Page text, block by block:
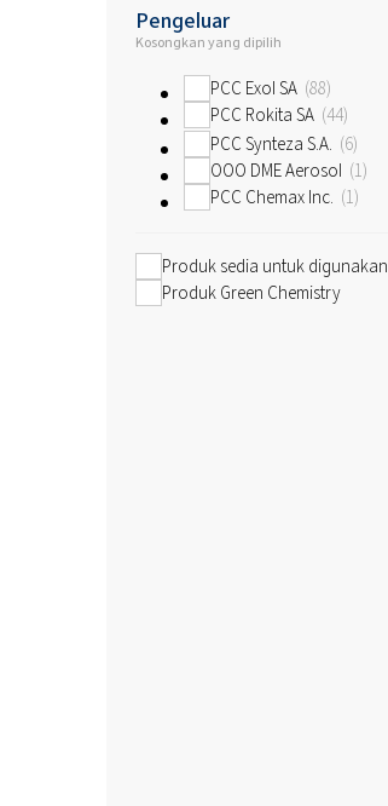
Pengeluar
Kosongkan yang dipilih
PCC Exol SA 88
PCC Rokita SA 44
PCC Synteza S.A. 6
OOO DME Aerosol 1
PCC Chemax Inc. 1
Produk sedia untuk digunakan
Produk Green Chemistry